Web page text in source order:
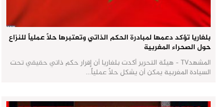
بلغاريا تؤكد دعمها لمبادرة الحكم الذاتي وتعتبرها حلاً عملياً للنزاع
حول الصحراء المغربية
المشهدTV - هيئة التحرير أكدت بلغاريا أن إقرار حكم ذاتي حقيقي تحت
السيادة المغربية يمكن أن يشكل حلاً عملياً…